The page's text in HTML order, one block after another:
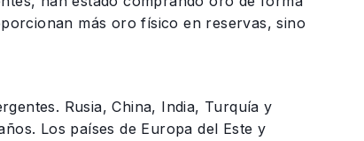
más oro físico en reservas, sino
Rusia, China, India, Turquía y
Los países de Europa del Este y